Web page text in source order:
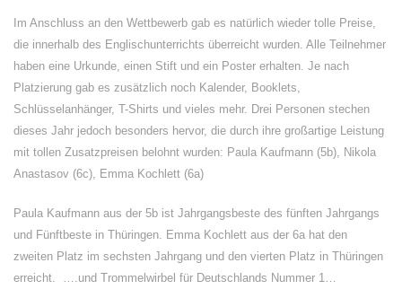
Im Anschluss an den Wettbewerb gab es natürlich wieder tolle Preise,
die innerhalb des Englischunterrichts überreicht wurden. Alle Teilnehmer
haben eine Urkunde, einen Stift und ein Poster erhalten. Je nach
Platzierung gab es zusätzlich noch Kalender, Booklets,
Schlüsselanhänger, T-Shirts und vieles mehr. Drei Personen stechen
dieses Jahr jedoch besonders hervor, die durch ihre großartige Leistung
mit tollen Zusatzpreisen belohnt wurden: Paula Kaufmann (5b), Nikola
Anastasov (6c), Emma Kochlett (6a)
Paula Kaufmann aus der 5b ist Jahrgangsbeste des fünften Jahrgangs
und Fünftbeste in Thüringen. Emma Kochlett aus der 6a hat den
zweiten Platz im sechsten Jahrgang und den vierten Platz in Thüringen
erreicht. ….und Trommelwirbel für Deutschlands Nummer 1…